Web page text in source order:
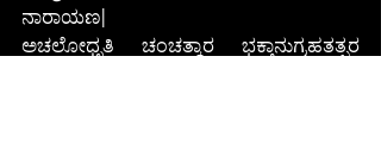
ನಾರಾಯಣ|
ಅಚಲೋಧೃತಿ ಚಂಚತ್ಕಾರ ಭಕ್ತಾನುಗ್ರಹತತ್ಪರ